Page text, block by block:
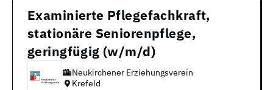
Examinierte Pflegefachkraft,
stationäre Seniorenpflege,
geringfügig (w/m/d)
Neukirchener Erziehungsverein
Krefeld